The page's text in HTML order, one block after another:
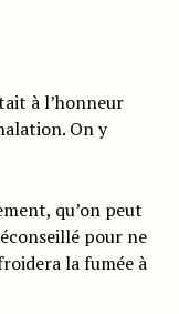
à l’honneur
On y
qu’on peut
pour ne
la fumée à